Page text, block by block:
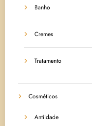
Banho
Cremes
Tratamento
Cosméticos
Antiidade